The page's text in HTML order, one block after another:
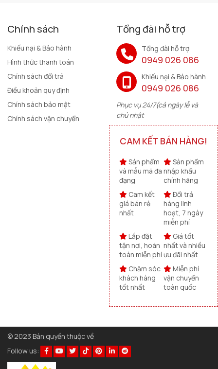
Chính sách
Khiếu nại & Bảo hành
Hình thức thanh toán
Chính sách đổi trả
Điều khoản quy định
Chính sách bảo mật
Chính sách vận chuyển
Tổng đài hỗ trợ
Tổng đài hỗ trợ
0949 026 086
Khiếu nại & Bảo hành
0949 026 086
Phục vụ 24/7(cả ngày lễ và
chủ nhật
CAM KẾT BÁN HÀNG!
Sản phẩm
và mẫu mã đa
đạng
Sản phẩm
nhập khẩu
chính hãng
Cam kết
giá bán rẻ
nhất
Đổi trả
hàng linh
hoạt, 7 ngày
miễn phí
Lắp đặt
tận nơi, hoàn
toàn miễn phí
Giá tốt
nhất và nhiều
ưu đãi nhất
Chăm sóc
khách hàng
tốt nhất
Miễn phí
vận chuyển
toàn quốc
© 2023 Bản quyền thuộc về
Follow us: